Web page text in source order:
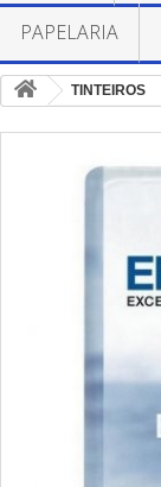
PAPELARIA
TINTEIROS